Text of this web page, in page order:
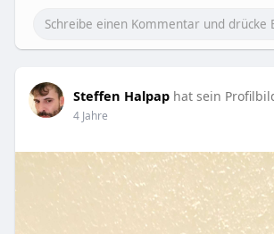
Steffen Halpap hat sein
4 Jahre